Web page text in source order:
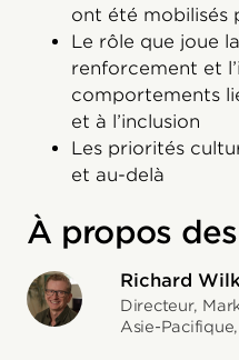
ont été mobilisés
Le rôle que joue
renforcement et
comportements
et à l’inclusion
Les priorités
et au-delà
À propos
Richard
Directeur,
Asie-